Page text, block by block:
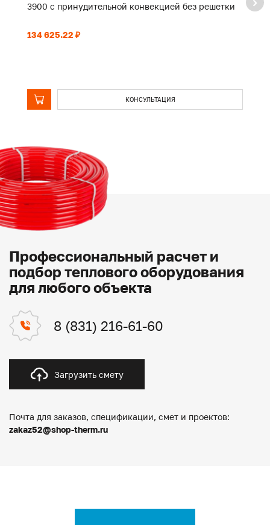
3900 с принудительной конвекцией без решетки
134 625.22 ₽
КОНСУЛЬТАЦИЯ
Профессиональный расчет и
подбор теплового оборудования
для любого объекта
8 (831) 216-61-60
Загрузить смету
Почта для заказов, спецификации, смет и проектов:
zakaz52@shop-therm.ru